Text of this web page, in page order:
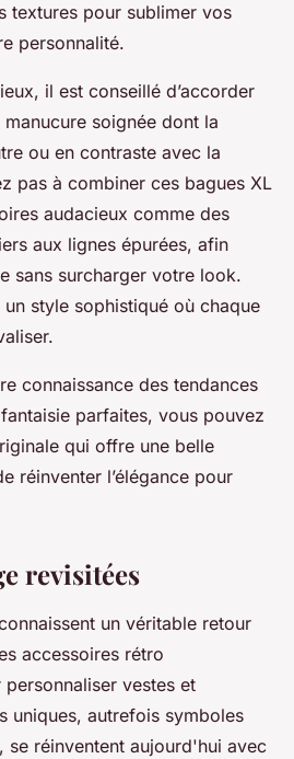
textures pour sublimer vos
personnalité.
il est conseillé d’accorder
soignée dont la
ou en contraste avec la
pas à combiner ces bagues XL
audacieux comme des
aux lignes épurées, afin
sans surcharger votre look.
style sophistiqué où chaque
connaissance des tendances
parfaites, vous pouvez
qui offre une belle
réinventer l’élégance pour
revisitées
un véritable retour
accessoires rétro
vestes et
uniques, autrefois symboles
se réinventent aujourd'hui avec